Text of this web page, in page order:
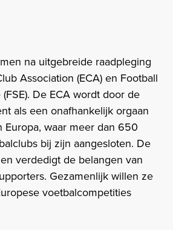
na uitgebreide raadpleging
Association (ECA) en Football
De ECA wordt door de
als een onafhankelijk orgaan
Europa, waar meer dan 650
bij zijn aangesloten. De
verdedigt de belangen van
Gezamenlijk willen ze
voetbalcompetities